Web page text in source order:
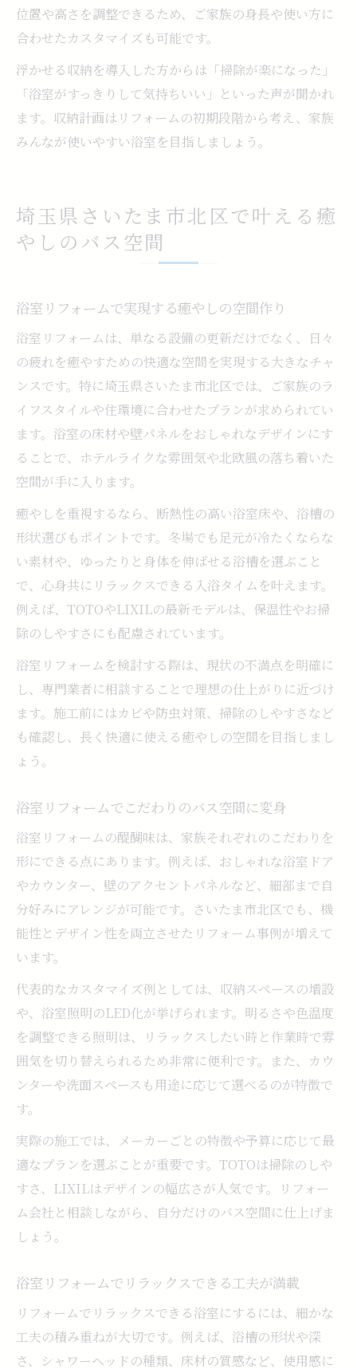
位置や高さを調整できるため、ご家族の身長や使い方に
合わせたカスタマイズも可能です。
浮かせる収納を導入した方からは「掃除が楽になった」
「浴室がすっきりして気持ちいい」といった声が聞かれ
ます。収納計画はリフォームの初期段階から考え、家族
みんなが使いやすい浴室を目指しましょう。
埼玉県さいたま市北区で叶える癒
やしのバス空間
浴室リフォームで実現する癒やしの空間作り
浴室リフォームは、単なる設備の更新だけでなく、日々
の疲れを癒やすための快適な空間を実現する大きなチャ
ンスです。特に埼玉県さいたま市北区では、ご家族のラ
イフスタイルや住環境に合わせたプランが求められてい
ます。浴室の床材や壁パネルをおしゃれなデザインにす
ることで、ホテルライクな雰囲気や北欧風の落ち着いた
空間が手に入ります。
癒やしを重視するなら、断熱性の高い浴室床や、浴槽の
形状選びもポイントです。冬場でも足元が冷たくならな
い素材や、ゆったりと身体を伸ばせる浴槽を選ぶこと
で、心身共にリラックスできる入浴タイムを叶えます。
例えば、TOTOやLIXILの最新モデルは、保温性やお掃
除のしやすさにも配慮されています。
浴室リフォームを検討する際は、現状の不満点を明確に
し、専門業者に相談することで理想の仕上がりに近づけ
ます。施工前にはカビや防虫対策、掃除のしやすさなど
も確認し、長く快適に使える癒やしの空間を目指しまし
ょう。
浴室リフォームでこだわりのバス空間に変身
浴室リフォームの醍醐味は、家族それぞれのこだわりを
形にできる点にあります。例えば、おしゃれな浴室ドア
やカウンター、壁のアクセントパネルなど、細部まで自
分好みにアレンジが可能です。さいたま市北区でも、機
能性とデザイン性を両立させたリフォーム事例が増えて
います。
代表的なカスタマイズ例としては、収納スペースの増設
や、浴室照明のLED化が挙げられます。明るさや色温度
を調整できる照明は、リラックスしたい時と作業時で雰
囲気を切り替えられるため非常に便利です。また、カウ
ンターや洗面スペースも用途に応じて選べるのが特徴で
す。
実際の施工では、メーカーごとの特徴や予算に応じて最
適なプランを選ぶことが重要です。TOTOは掃除のしや
すさ、LIXILはデザインの幅広さが人気です。リフォー
ム会社と相談しながら、自分だけのバス空間に仕上げま
しょう。
浴室リフォームでリラックスできる工夫が満載
リフォームでリラックスできる浴室にするには、細かな
工夫の積み重ねが大切です。例えば、浴槽の形状や深
さ、シャワーヘッドの種類、床材の質感など、使用感に